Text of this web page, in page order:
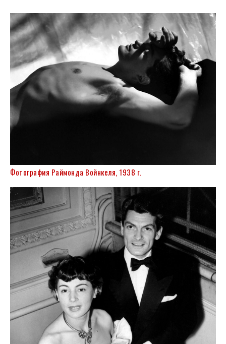
Фотография Раймонда Войнкеля, 1938 г.